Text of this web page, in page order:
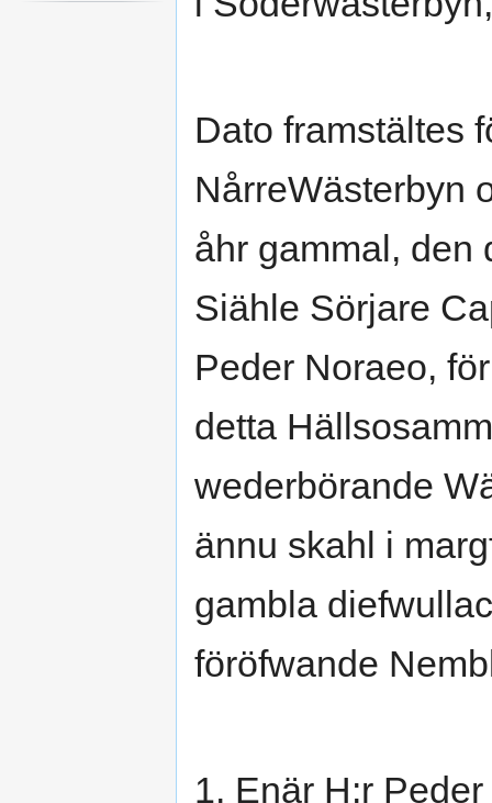
Dato framstältes
NårreWästerbyn
åhr gammal, den
Siähle Sörjare
Peder Noraeo,
detta
wederbörande
ännu skahl i
gambla
föröfwande
1. Enär H:r